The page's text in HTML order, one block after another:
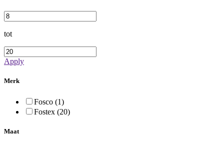
tot
Apply
Merk
Fosco (1)
Fostex (20)
Maat